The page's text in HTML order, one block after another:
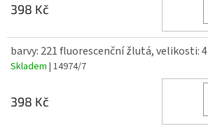
398 Kč
barvy: 221 fluorescenční žlutá, velikosti: 4
Skladem | 14974/7
398 Kč